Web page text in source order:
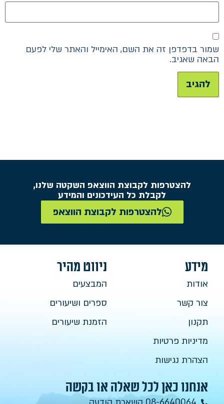
שמור בדפדפן זה את השם, האימייל והאתר שלי לפעם
הבאה שאגיב.
להצטרפות לקבוצת הווצאפ השקטה שלנו,
לקבלת כל העידכונים והמידע
להצטרפות לקבוצת הווצאפ
מידע
אודות
צור קשר
תקנון
מדיניות פרטיות
הצהרת נגישות
ניווט מהיר
המבצעים
ספרים ושיעורים
הזמנת שיעורים
אנחנו כאן לכל שאלה או בקשה